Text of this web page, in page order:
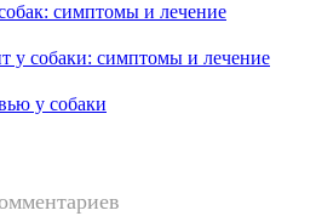
симптомы и лечение
у собаки: симптомы и лечение
у собаки